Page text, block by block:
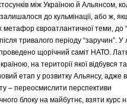
між Україною й Альянсом,
до кульмінації, або ж,
євроатлантичної теми, до
тривалого періоду “заручин”. У
щорічний саміт НАТО.
на території якої відбувся
етап у розвитку Альянсу, адже
– переосмислити перспективи
блоку на майбутнє, взяти курс